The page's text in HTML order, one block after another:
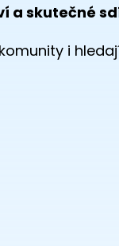
a skutečné
i